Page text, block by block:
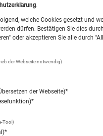
Landsberg am Lech
ist.
Facebook
.
welche Cookies gesetzt und
dürfen. Bestätigen Sie dies durch
oder akzeptieren Sie alle durch
der Webseite notwendig)
der Webseite)*
Tool)